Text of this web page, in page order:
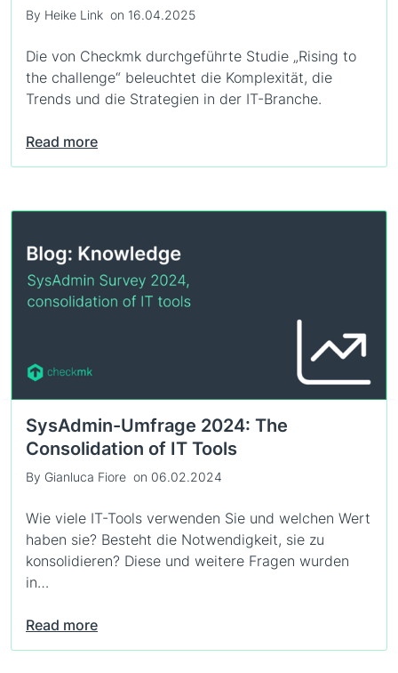
By Heike Link on 16.04.2025
Die von Checkmk durchgeführte Studie „Rising to
the challenge“ beleuchtet die Komplexität, die
Trends und die Strategien in der IT-Branche.
Read more
SysAdmin-Umfrage 2024: The
Consolidation of IT Tools
By Gianluca Fiore on 06.02.2024
Wie viele IT-Tools verwenden Sie und welchen Wert
haben sie? Besteht die Notwendigkeit, sie zu
konsolidieren? Diese und weitere Fragen wurden
in…
Read more